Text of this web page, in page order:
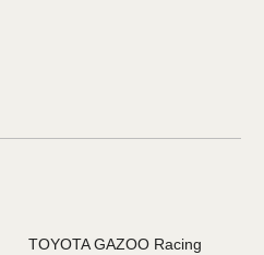
TOYOTA GAZOO Racing